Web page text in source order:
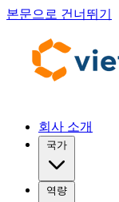
본문으로 건너뛰기
회사 소개
국가
역량